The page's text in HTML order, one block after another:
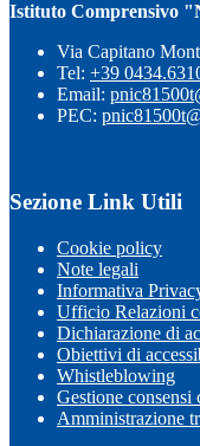
Istituto Comprensivo
Via Capitano
Tel: +39
Email:
PEC:
Sezione Link Utili
Cookie policy
Note legali
Informativa
Ufficio Relazioni
Dichiarazione di
Obiettivi di
Whistleblowing
Gestione consensi
Amministrazione